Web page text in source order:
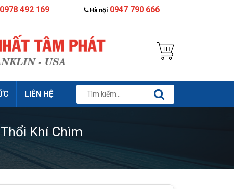
0978 492 169 Hà nội 0947 790 666
LIÊN HỆ
Khí Chìm